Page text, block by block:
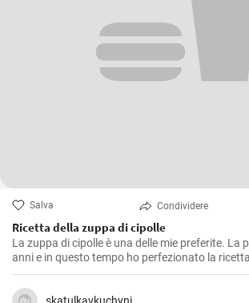
Salva Condividere
Ricetta della zuppa di cipolle
La zuppa di cipolle è una delle mie preferite. La
anni e in questo tempo ho perfezionato la
aromatiche saltate in padella, la consistenza
fresche lavorano in perfetta armonia in un